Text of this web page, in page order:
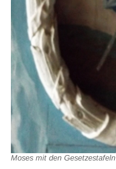
Moses mit den Gesetzestafeln